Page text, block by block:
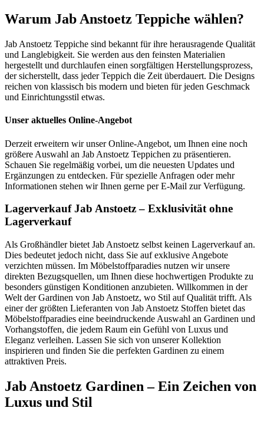
Warum Jab Anstoetz Teppiche wählen?
Jab Anstoetz Teppiche sind bekannt für ihre herausragende Qualität
und Langlebigkeit. Sie werden aus den feinsten Materialien
hergestellt und durchlaufen einen sorgfältigen Herstellungsprozess,
der sicherstellt, dass jeder Teppich die Zeit überdauert. Die Designs
reichen von klassisch bis modern und bieten für jeden Geschmack
und Einrichtungsstil etwas.
Unser aktuelles Online-Angebot
Derzeit erweitern wir unser Online-Angebot, um Ihnen eine noch
größere Auswahl an Jab Anstoetz Teppichen zu präsentieren.
Schauen Sie regelmäßig vorbei, um die neuesten Updates und
Ergänzungen zu entdecken. Für spezielle Anfragen oder mehr
Informationen stehen wir Ihnen gerne per E-Mail zur Verfügung.
Lagerverkauf Jab Anstoetz – Exklusivität ohne
Lagerverkauf
Als Großhändler bietet Jab Anstoetz selbst keinen Lagerverkauf an.
Dies bedeutet jedoch nicht, dass Sie auf exklusive Angebote
verzichten müssen. Im Möbelstoffparadies nutzen wir unsere
direkten Bezugsquellen, um Ihnen diese hochwertigen Produkte zu
besonders günstigen Konditionen anzubieten. Willkommen in der
Welt der Gardinen von Jab Anstoetz, wo Stil auf Qualität trifft. Als
einer der größten Lieferanten von Jab Anstoetz Stoffen bietet das
Möbelstoffparadies eine beeindruckende Auswahl an Gardinen und
Vorhangstoffen, die jedem Raum ein Gefühl von Luxus und
Eleganz verleihen. Lassen Sie sich von unserer Kollektion
inspirieren und finden Sie die perfekten Gardinen zu einem
attraktiven Preis.
Jab Anstoetz Gardinen – Ein Zeichen von
Luxus und Stil